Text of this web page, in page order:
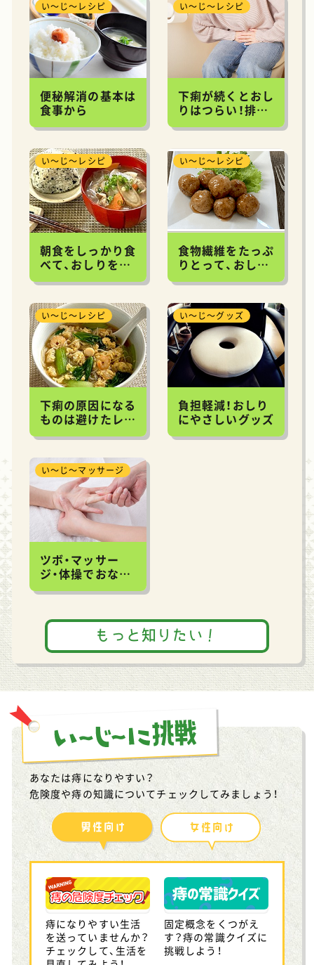
い～じ～レシピ
便秘解消の基本は
食事から
い～じ～レシピ
下痢が続くとおし
りはつらい！排便
コントロールや、
い～じ～レシピ
朝食をしっかり食
べて、おしりをい
たわるレシピ
い～じ～レシピ
食物繊維をたっぷ
りとって、おしり
をいたわるレシピ
い～じ～レシピ
下痢の原因になる
ものは避けたレシ
ピ
い～じ～グッズ
負担軽減！おしり
にやさしいグッズ
い～じ～マッサージ
ツボ・マッサー
ジ・体操でおなか
のなかをスッキリ
もっと知りたい！
あなたは痔になりやすい？
危険度や痔の知識についてチェックしてみましょう！
痔になりやすい生活
を送っていませんか？
チェックして、生活を
固定概念をくつがえ
す？痔の常識クイズに
挑戦しよう！